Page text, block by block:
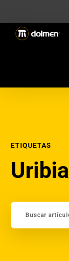
ETIQUETAS
Uribia